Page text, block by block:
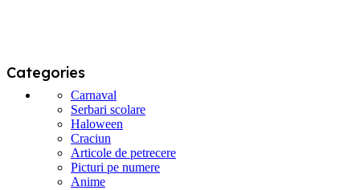
Categories
Carnaval
Serbari scolare
Haloween
Craciun
Articole de petrecere
Picturi pe numere
Anime